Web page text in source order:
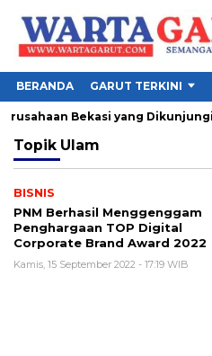
BERANDA GARUT TERKINI
Bekasi yang Dikunjungi
Topik Ulam
BISNIS
PNM Berhasil Menggenggam
Penghargaan TOP Digital
Corporate Brand Award 2022
Kamis, 15 September 2022 - 17:19 WIB